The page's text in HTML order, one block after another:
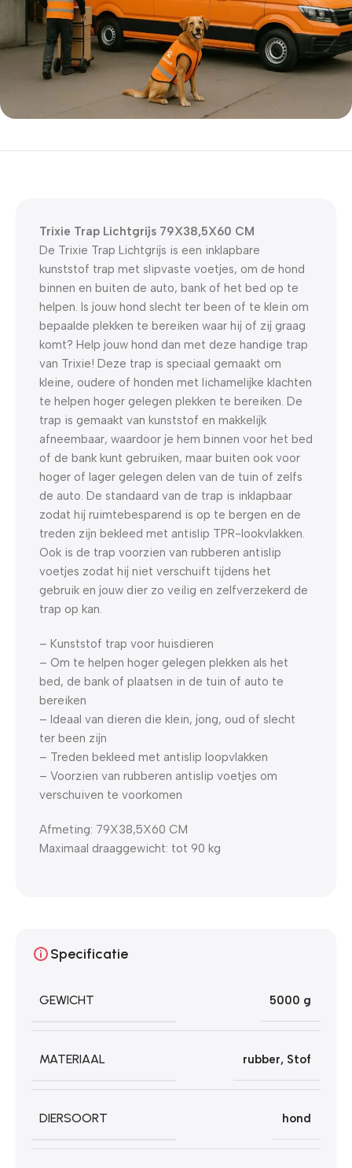
5% korting met code
Trixie Trap Lichtgrijs 79X38,5X60 CM
De Trixie Trap Lichtgrijs is een inklapbare
kunststof trap met slipvaste voetjes, om de hond
binnen en buiten de auto, bank of het bed op te
helpen. Is jouw hond slecht ter been of te klein om
bepaalde plekken te bereiken waar hij of zij graag
komt? Help jouw hond dan met deze handige trap
van Trixie! Deze trap is speciaal gemaakt om
kleine, oudere of honden met lichamelijke klachten
te helpen hoger gelegen plekken te bereiken. De
trap is gemaakt van kunststof en makkelijk
afneembaar, waardoor je hem binnen voor het bed
of de bank kunt gebruiken, maar buiten ook voor
hoger of lager gelegen delen van de tuin of zelfs
de auto. De standaard van de trap is inklapbaar
zodat hij ruimtebesparend is op te bergen en de
treden zijn bekleed met antislip TPR-lookvlakken.
Ook is de trap voorzien van rubberen antislip
voetjes zodat hij niet verschuift tijdens het
gebruik en jouw dier zo veilig en zelfverzekerd de
trap op kan.
– Kunststof trap voor huisdieren
– Om te helpen hoger gelegen plekken als het
bed, de bank of plaatsen in de tuin of auto te
bereiken
– Ideaal van dieren die klein, jong, oud of slecht
ter been zijn
– Treden bekleed met antislip loopvlakken
– Voorzien van rubberen antislip voetjes om
verschuiven te voorkomen
Afmeting: 79X38,5X60 CM
Maximaal draaggewicht: tot 90 kg
Specificatie
GEWICHT 5000 g
MATERIAAL rubber, Stof
DIERSOORT hond